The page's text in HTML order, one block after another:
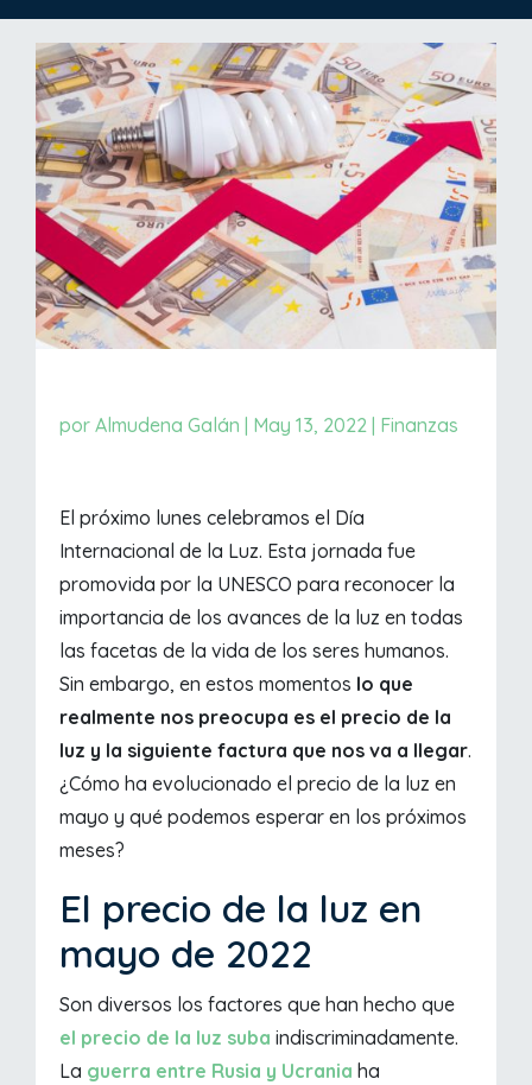
porAlmudena Galán May 13, 2022 Finanzas
El próximo lunes celebramos el Día
Internacional de la Luz. Esta jornada fue
promovida por la UNESCO para reconocer la
importancia de los avances de la luz en todas
las facetas de la vida de los seres humanos.
Sin embargo, en estos momentos lo que
realmente nos preocupa es el precio de la
luz y la siguiente factura que nos va a llegar.
¿Cómo ha evolucionado el precio de la luz en
mayo y qué podemos esperar en los próximos
meses?
El precio de la luz en
mayo de 2022
Son diversos los factores que han hecho que
el precio de la luz suba indiscriminadamente.
La guerra entre Rusia y Ucrania ha